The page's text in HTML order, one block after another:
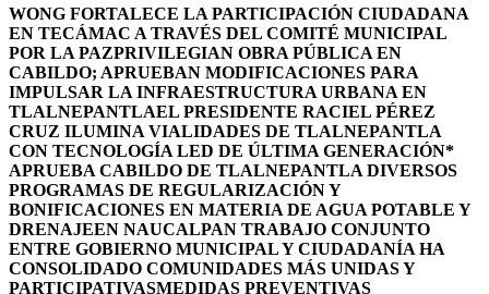
WONG FORTALECE LA PARTICIPACIÓN CIUDADANA
EN TECÁMAC A TRAVÉS DEL COMITÉ MUNICIPAL
POR LA PAZPRIVILEGIAN OBRA PÚBLICA EN
CABILDO; APRUEBAN MODIFICACIONES PARA
IMPULSAR LA INFRAESTRUCTURA URBANA EN
TLALNEPANTLAEL PRESIDENTE RACIEL PÉREZ
CRUZ ILUMINA VIALIDADES DE TLALNEPANTLA
CON TECNOLOGÍA LED DE ÚLTIMA GENERACIÓN*
APRUEBA CABILDO DE TLALNEPANTLA DIVERSOS
PROGRAMAS DE REGULARIZACIÓN Y
BONIFICACIONES EN MATERIA DE AGUA POTABLE Y
DRENAJEEN NAUCALPAN TRABAJO CONJUNTO
ENTRE GOBIERNO MUNICIPAL Y CIUDADANÍA HA
CONSOLIDADO COMUNIDADES MÁS UNIDAS Y
PARTICIPATIVASMEDIDAS PREVENTIVAS